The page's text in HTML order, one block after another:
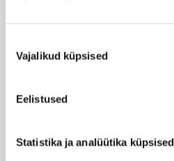
valik
Vajalikud küpsised
Eelistused
Statistika ja analüütika küpsised
22,95 €